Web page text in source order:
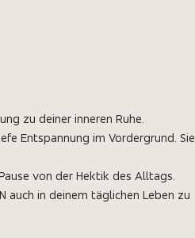
zu deiner inneren Ruhe.
Entspannung im Vordergrund. Sie
von der Hektik des Alltags.
auch in deinem täglichen Leben zu